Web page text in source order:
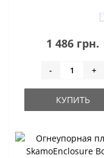
0
1 486 грн.
- +
КУПИТЬ